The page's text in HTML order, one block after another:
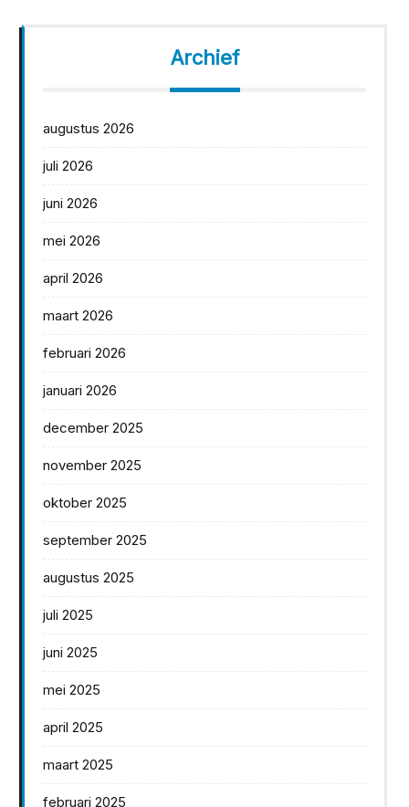
Archief
augustus 2026
juli 2026
juni 2026
mei 2026
april 2026
maart 2026
februari 2026
januari 2026
december 2025
november 2025
oktober 2025
september 2025
augustus 2025
juli 2025
juni 2025
mei 2025
april 2025
maart 2025
februari 2025